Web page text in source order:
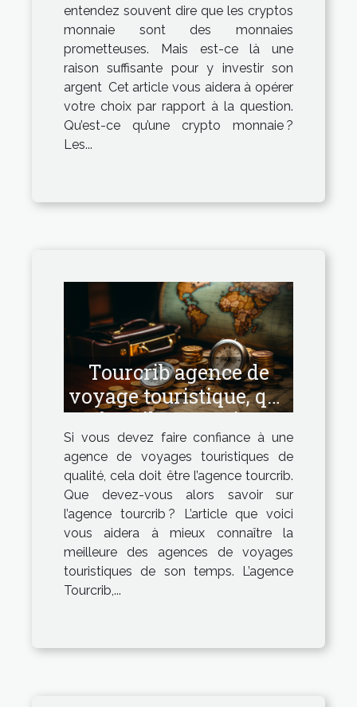
entendez souvent dire que les cryptos
monnaie sont des monnaies
prometteuses. Mais est-ce là une
raison suffisante pour y investir son
argent Cet article vous aidera à opérer
votre choix par rapport à la question.
Qu’est-ce qu’une crypto monnaie ?
Les...
Tourcrib agence de
voyage touristique, que
faut-il en savoir ?
Si vous devez faire confiance à une
agence de voyages touristiques de
qualité, cela doit être l’agence tourcrib.
Que devez-vous alors savoir sur
l’agence tourcrib ? L’article que voici
vous aidera à mieux connaître la
meilleure des agences de voyages
touristiques de son temps. L’agence
Tourcrib,...